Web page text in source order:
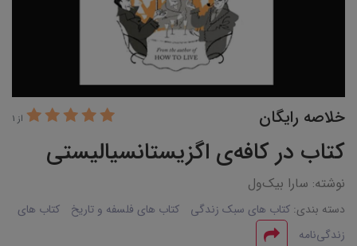
خلاصه رایگان از 1
کتاب در کافه‌ی اگزیستانسیالیستی
نوشته: سارا بیک‌ول
دسته بندی: کتاب های سبک زندگی کتاب های فلسفه و تاریخ
کتاب های
زندگی‌نامه